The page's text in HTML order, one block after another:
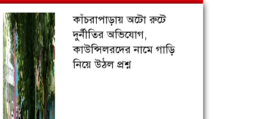
কাঁচরাপাড়ায় অটো রুটে
দুর্নীতির অভিযোগ,
কাউন্সিলরদের নামে গাড়ি
নিয়ে উঠল প্রশ্ন